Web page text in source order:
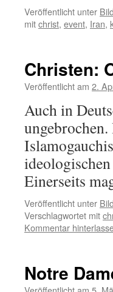
Veröffentlicht unter
mitchrist, event, Iran,
Christen:
Veröffentlicht am 2.
Auch in
Einerseits
Veröffentlicht unter
Verschlagwortet mit
Kommentar
Notre